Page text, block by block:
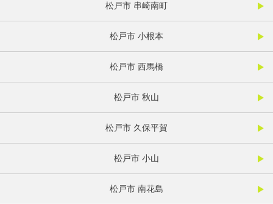
松戸市 串崎南町
松戸市 小根本
松戸市 西馬橋
松戸市 秋山
松戸市 久保平賀
松戸市 小山
松戸市 南花島